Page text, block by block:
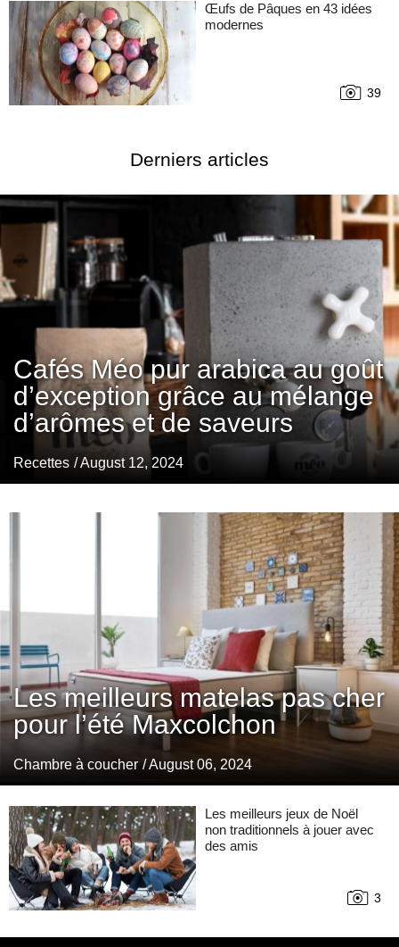
Œufs de Pâques en 43 idées
modernes
39
Derniers articles
Cafés Méo pur arabica au goût
d’exception grâce au mélange
d’arômes et de saveurs
Recettes / August 12, 2024
Les meilleurs matelas pas cher
pour l’été Maxcolchon
Chambre à coucher / August 06, 2024
Les meilleurs jeux de Noël
non traditionnels à jouer avec
des amis
3